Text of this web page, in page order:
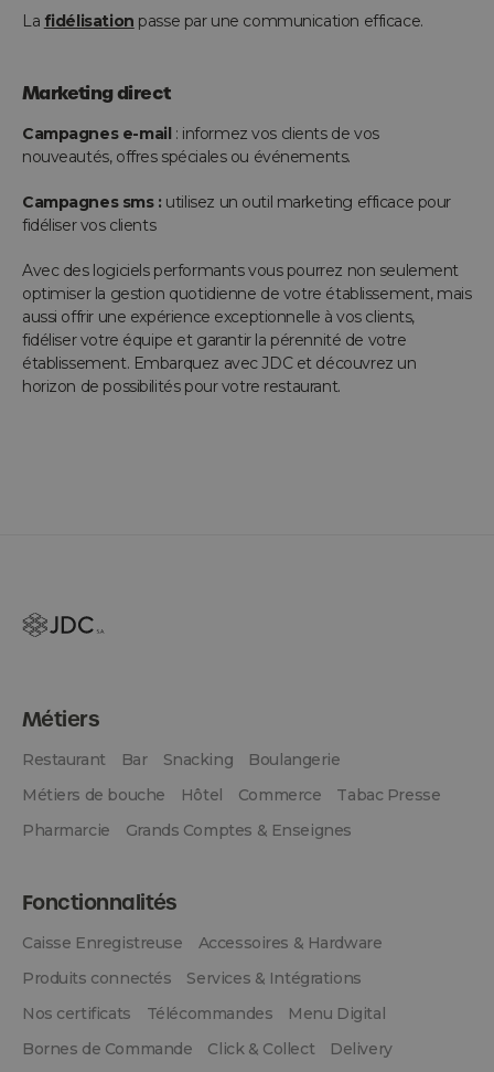
La fidélisation passe par une communication efficace.
Marketing direct
Campagnes e-mail: informez vos clients de vos
nouveautés, offres spéciales ou événements.
Campagnes sms : utilisez un outil marketing efficace pour
fidéliser vos clients
Avec des logiciels performants vous pourrez non seulement
optimiser la gestion quotidienne de votre établissement, mais
aussi offrir une expérience exceptionnelle à vos clients,
fidéliser votre équipe et garantir la pérennité de votre
établissement. Embarquez avec JDC et découvrez un
horizon de possibilités pour votre restaurant.
Métiers
Restaurant Bar Snacking
Boulangerie
Métiers de bouche
Hôtel Commerce
Tabac Presse
Pharmarcie
Grands Comptes & Enseignes
Fonctionnalités
Caisse Enregistreuse
Accessoires & Hardware
Produits connectés
Services & Intégrations
Nos certificats
Télécommandes
Menu Digital
Bornes de Commande
Click & Collect
Delivery